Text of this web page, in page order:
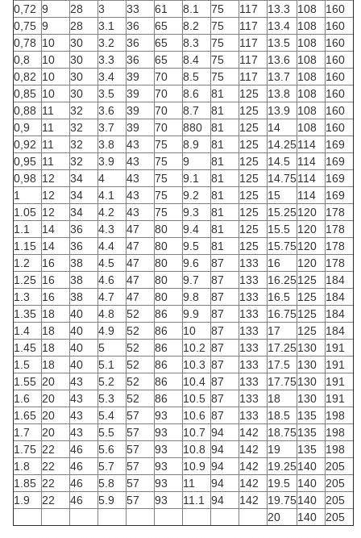
0,72 9 28 3 33 61 8.1 75 117 13.3 108
160
0,75 9 28 3.1 36 65 8.2 75 117 13.4 108
160
0,78 10 30 3.2 36 65 8.3 75 117 13.5 108
160
0,8
10 30 3.3 36 65 8.4 75 117 13.6 108
160
0,82 10 30 3.4 39 70 8.5 75 117 13.7 108
160
0,85 10 30 3.5 39 70 8.6 81 125 13.8 108
160
0,88 11 32 3.6 39 70 8.7 81 125 13.9 108
160
0,9
11 32 3.7 39 70 880 81 125 14 108
160
0,92 11 32 3.8 43 75 8.9 81 125 14.25114
169
0,95 11 32 3.9 43 75 9 81 125 14.5 114
169
0,98 12 34 4 43 75 9.1 81 125 14.75114
169
1
12 34 4.1 43 75 9.2 81 125 15 114
169
1.05 12 34 4.2 43 75 9.3 81 125 15.25120
178
1.1
14 36 4.3 47 80 9.4 81 125 15.5 120
178
1.15 14 36 4.4 47 80 9.5 81 125 15.75120
178
1.2
16 38 4.5 47 80 9.6 87 133 16 120
178
1.25 16 38 4.6 47 80 9.7 87 133 16.25125
184
1.3
16 38 4.7 47 80 9.8 87 133 16.5 125
184
1.35 18 40 4.8 52 86 9.9 87 133 16.75125
184
1.4
18 40 4.9 52 86 10 87 133 17 125
184
1.45 18 40 5 52 86 10.2 87 133 17.25130
191
1.5
18 40 5.1 52 86 10.3 87 133 17.5 130
191
1.55 20 43 5.2 52 86 10.4 87 133 17.75130
191
1.6
20 43 5.3 52 86 10.5 87 133 18 130
191
1.65 20 43 5.4 57 93 10.6 87 133 18.5 135
198
1.7
20 43 5.5 57 93 10.7 94 142 18.75135
198
1.75 22 46 5.6 57 93 10.8 94 142 19 135
198
1.8
22 46 5.7 57 93 10.9 94 142 19.25140
205
1.85 22 46 5.8 57 93 11 94 142 19.5 140
205
1.9
22 46 5.9 57 93 11.1 94 142 19.75140
205
20
140 205